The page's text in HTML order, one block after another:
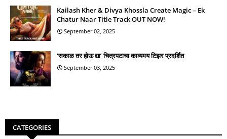
Kailash Kher & Divya Khossla Create Magic – Ek
Chatur Naar Title Track OUT NOW!
September 02, 2025
‘सकाळ तर होऊ द्या’ चित्रपटाचा काव्यमय टिझर प्रदर्शित
September 03, 2025
CATEGORIES